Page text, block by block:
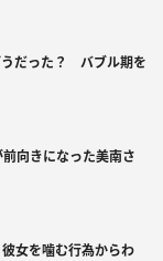
うだった？ バブル期を
向きになった美南さ
女を噛む行為からわ